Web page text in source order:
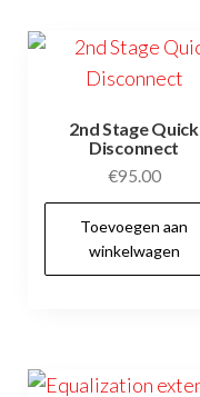
2nd Stage Quick
Disconnect
€95.00
Toevoegen aan
winkelwagen